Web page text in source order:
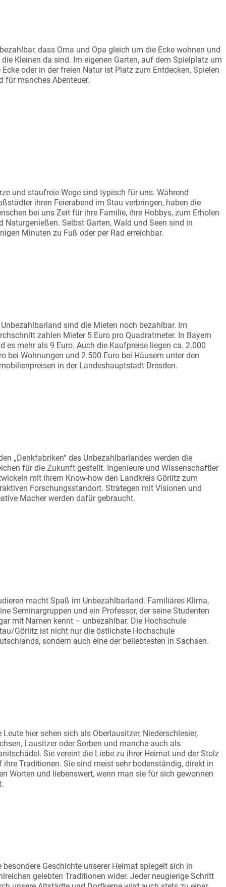
dass Oma und Opa gleich um die Ecke wohnen und
Kleinen da sind. Im eigenen Garten, auf dem Spielplatz um
Ecke oder in der freien Natur ist Platz zum Entdecken, Spielen
für manches Abenteuer.
und staufreie Wege sind typisch für uns. Während
ihren Feierabend im Stau verbringen, haben die
bei uns Zeit für ihre Familie, ihre Hobbys, zum Erholen
Naturgenießen. Selbst Garten, Wald und Seen sind in
Minuten zu Fuß oder per Rad erreichbar.
sind die Mieten noch bezahlbar. Im
zahlen Mieter 5 Euro pro Quadratmeter. In Bayern
es mehr als 9 Euro. Auch die Kaufpreise liegen ca. 2.000
bei Wohnungen und 2.500 Euro bei Häusern unter den
in der Landeshauptstadt Dresden.
„Denkfabriken“ des Unbezahlbarlandes werden die
für die Zukunft gestellt. Ingenieure und Wissenschaftler
mit ihrem Know-how den Landkreis Görlitz zum
Forschungsstandort. Strategen mit Visionen und
Macher werden dafür gebraucht.
macht Spaß im Unbezahlbarland. Familiäres Klima,
Seminargruppen und ein Professor, der seine Studenten
mit Namen kennt – unbezahlbar. Die Hochschule
Görlitz ist nicht nur die östlichste Hochschule
sondern auch eine der beliebtesten in Sachsen.
Leute hier sehen sich als Oberlausitzer, Niederschlesier,
Lausitzer oder Sorben und manche auch als
Sie vereint die Liebe zu ihrer Heimat und der Stolz
ihre Traditionen. Sie sind meist sehr bodenständig, direkt in
Worten und liebenswert, wenn man sie für sich gewonnen
besondere Geschichte unserer Heimat spiegelt sich in
gelebten Traditionen wider. Jeder neugierige Schritt